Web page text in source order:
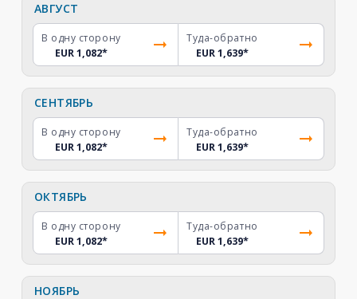
АВГУСТ
В одну сторону
EUR 1,082*
Туда-обратно
EUR 1,639*
СЕНТЯБРЬ
В одну сторону
EUR 1,082*
Туда-обратно
EUR 1,639*
ОКТЯБРЬ
В одну сторону
EUR 1,082*
Туда-обратно
EUR 1,639*
НОЯБРЬ